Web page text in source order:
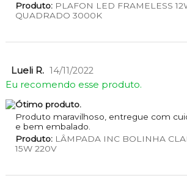
Produto:PLAFON LED FRAMELESS
QUADRADO 3000K
Lueli R. 14/11/2022
Eu recomendo esse produto.
Ótimo produto.
Produto maravilhoso, entregue com
e bem embalado.
Produto:LÂMPADA INC BOLINHA
15W 220V